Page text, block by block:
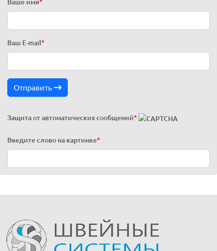
Ваше имя*
Ваш E-mail*
Отправить
Защита от автоматических сообщений*
Введите слово на картинке*